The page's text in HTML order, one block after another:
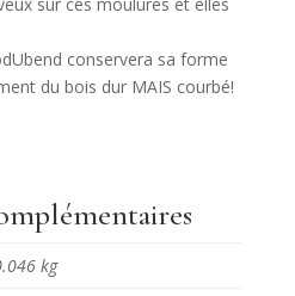
conservera sa forme
du bois dur MAIS courbé!
kg